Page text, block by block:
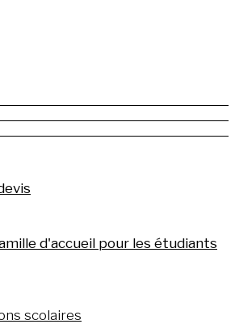
d'accueil pour les étudiants
scolaires